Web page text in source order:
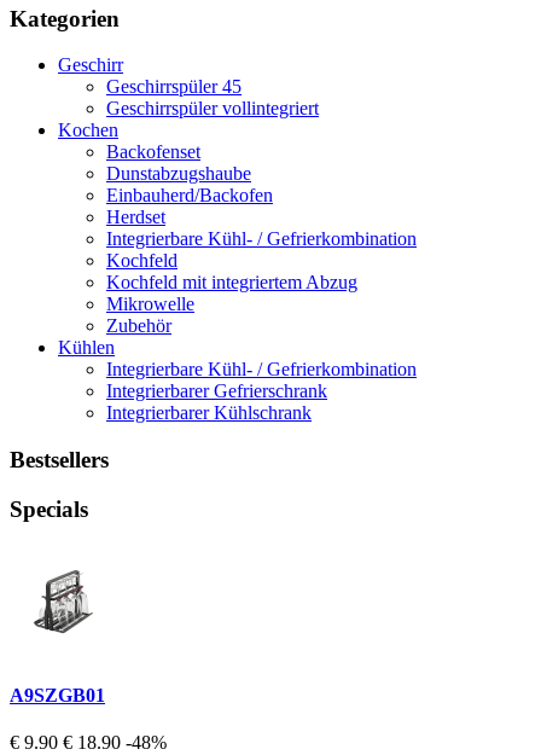
Kategorien
Geschirr
Geschirrspüler 45
Geschirrspüler vollintegriert
Kochen
Backofenset
Dunstabzugshaube
Einbauherd/Backofen
Herdset
Integrierbare Kühl- / Gefrierkombination
Kochfeld
Kochfeld mit integriertem Abzug
Mikrowelle
Zubehör
Kühlen
Integrierbare Kühl- / Gefrierkombination
Integrierbarer Gefrierschrank
Integrierbarer Kühlschrank
Bestsellers
Specials
A9SZGB01
€ 9.90 € 18.90 -48%